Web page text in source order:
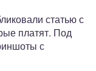
статью с
платят. Под
с